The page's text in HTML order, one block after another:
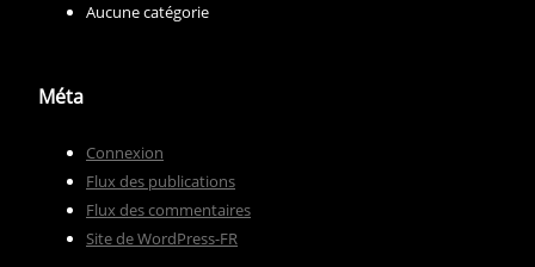
Aucune catégorie
Méta
Connexion
Flux des publications
Flux des commentaires
Site de WordPress-FR